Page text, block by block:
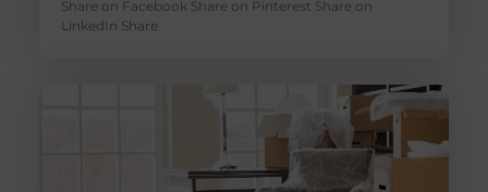
Share on Facebook Share on Pinterest Share on
LinkedIn Share